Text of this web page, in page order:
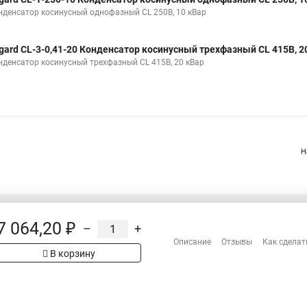
косинусный однофазный CL 250В, 10 кВар
CL-3-0,41-20 Конденсатор косинусный трехфазный CL 415В,
косинусный трехфазный CL 415В, 20 кВар
на сайте имеет
товар
Сотрудничество
064,20 ₽ – +
В корзину
Описание Отзывы Как